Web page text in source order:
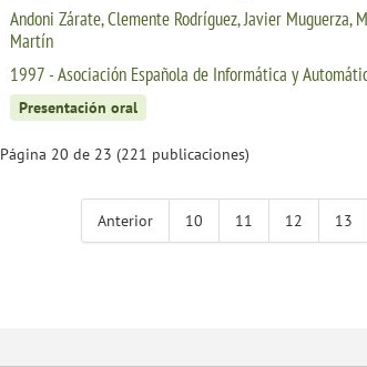
Andoni Zárate, Clemente Rodríguez, Javier Muguerza,
Martín
1997 - Asociación Española de Informática y
Presentación oral
Página 20 de 23 (221 publicaciones)
Anterior 10 11 12 13